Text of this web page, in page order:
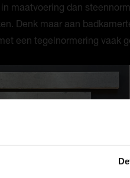
maatvoering dan
Denk maar aan
een tegelnormering vaak